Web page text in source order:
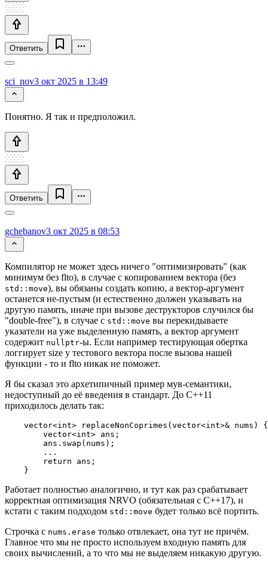
Ответить
sci_nov3 окт 2025 в 13:49
Понятно. Я так и предположил.
Ответить
gchebanov3 окт 2025 в 08:53
Компилятор не может здесь ничего "оптимизировать" (как
минимум без flto), в случае с копированием вектора (без
std::move), вы обязаны создать копию, а вектор-аргумент
останется не-пустым (и естественно должен указывать на
другую память, иначе при вызове деструкторов случился бы
"double-free"), в случае с std::move вы перекидываете
указатели на уже выделенную память, а вектор аргумент
содержит nullptr-ы. Если например тестирующая обертка
логгирует size у тестового вектора после вызова нашей
функции - то и flto никак не поможет.
Я бы сказал это архетипичный пример мув-семантики,
недоступный до её введения в стандарт. До С++11
приходилось делать так:
    vector<int> replaceNonCoprimes(vector<int>& nums) {
        vector<int> ans;
        ans.swap(nums);
        ...
        return ans;
    }
Работает полностью аналогично, и тут как раз срабатывает
корректная оптимизация NRVO (обязательная с C++17), и
кстати с таким подходом std::move будет только всё портить.
Строчка с nums.erase только отвлекает, она тут не причём.
Главное что мы не просто используем входную память для
своих вычислений, а то что мы не выделяем никакую другую.